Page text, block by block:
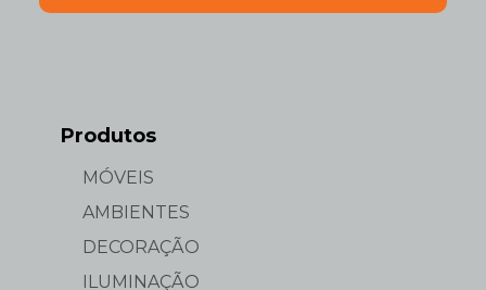
Produtos
MÓVEIS
AMBIENTES
DECORAÇÃO
ILUMINAÇÃO